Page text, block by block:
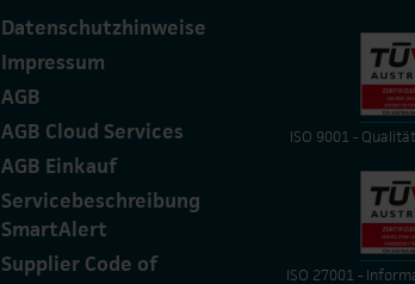
Datenschutzhinweise
Impressum
AGB
AGB Cloud Services
AGB Einkauf
Servicebeschreibung
SmartAlert
Supplier Code of
ISO 9001 -
ISO 27001 -